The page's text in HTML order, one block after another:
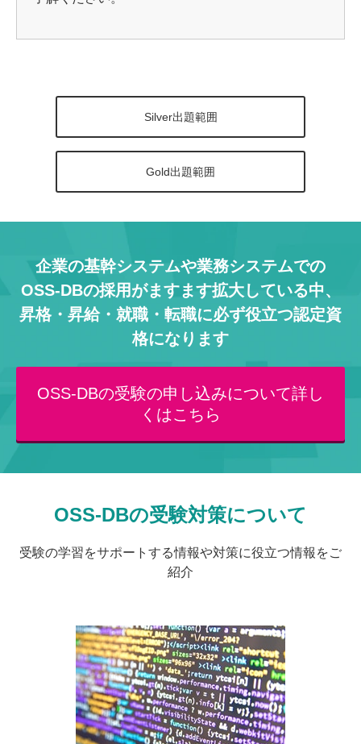
Silver出題範囲
Gold出題範囲
企業の基幹システムや業務システムでの
OSS-DBの採用がますます拡大している中、
昇格・昇給・就職・転職に必ず役立つ認定資
格になります
OSS-DBの受験の申し込みについて詳し
くはこちら
OSS-DBの受験対策について
受験の学習をサポートする情報や対策に役立つ情報をご
紹介